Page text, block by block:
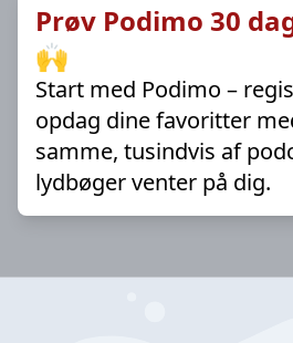
Prøv Podimo 30
🙌
Start med Podimo –
opdag dine favoritter
samme, tusindvis af
lydbøger venter på dig.